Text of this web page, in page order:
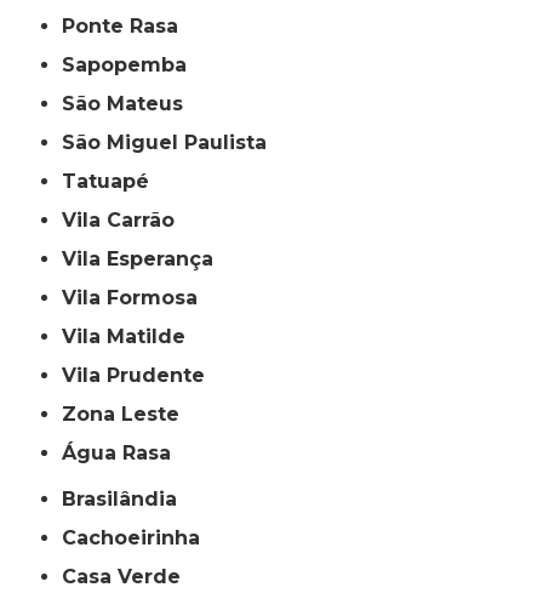
Ponte Rasa
Sapopemba
São Mateus
São Miguel Paulista
Tatuapé
Vila Carrão
Vila Esperança
Vila Formosa
Vila Matilde
Vila Prudente
Zona Leste
Água Rasa
Brasilândia
Cachoeirinha
Casa Verde